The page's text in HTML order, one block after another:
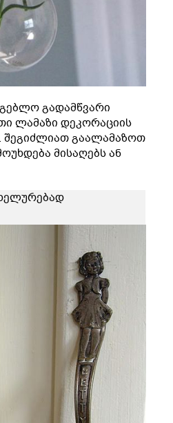
გადამწვარი
ლამაზი დეკორაციის
შეგიძლიათ გაალამაზოთ
მისაღებს ან